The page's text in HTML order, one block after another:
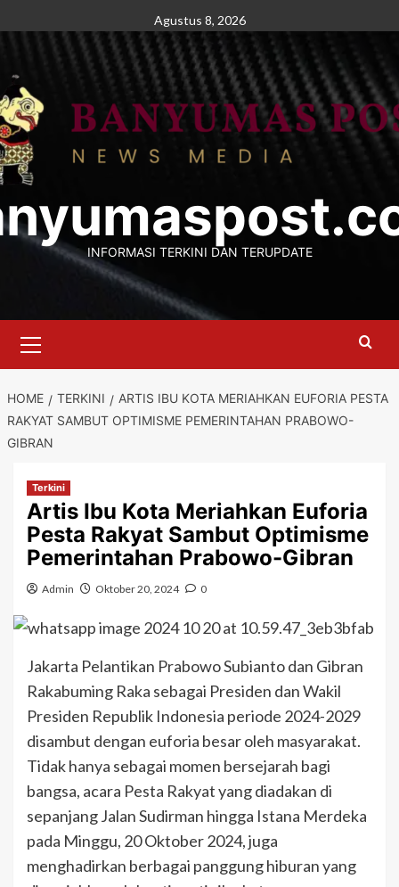
to
Agustus 8, 2026
INFORMASI TERKINI DAN TERUPDATE
Menu
HOME TERKINI
ARTIS IBU KOTA MERIAHKAN EUFORIA PESTA
RAKYAT SAMBUT OPTIMISME PEMERINTAHAN PRABOWO-
GIBRAN
Terkini
Artis Ibu Kota Meriahkan Euforia
Pesta Rakyat Sambut Optimisme
Pemerintahan Prabowo-Gibran
Admin Oktober 20, 2024 0
Jakarta Pelantikan Prabowo Subianto dan Gibran
Rakabuming Raka sebagai Presiden dan Wakil
Presiden Republik Indonesia periode 2024-2029
disambut dengan euforia besar oleh masyarakat.
Tidak hanya sebagai momen bersejarah bagi
bangsa, acara Pesta Rakyat yang diadakan di
sepanjang Jalan Sudirman hingga Istana Merdeka
pada Minggu, 20 Oktober 2024, juga
menghadirkan berbagai panggung hiburan yang